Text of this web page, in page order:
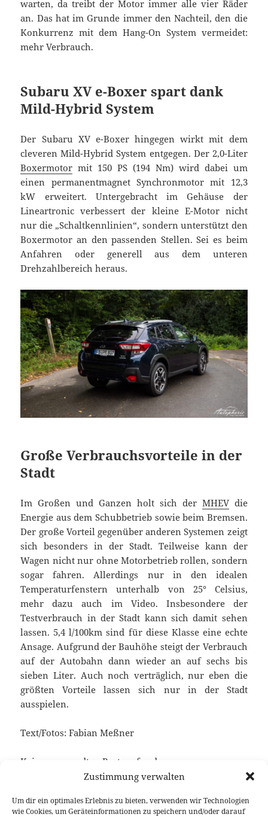
Zustimmung verwalten
Um dir ein optimales Erlebnis zu bieten, verwenden wir Technologien
wie Cookies, um Geräteinformationen zu speichern und/oder darauf
warten, da treibt der Motor immer alle vier Räder
an. Das hat im Grunde immer den Nachteil, den die
Konkurrenz mit dem Hang-On System vermeidet:
mehr Verbrauch.
Subaru XV e-Boxer spart dank
Mild-Hybrid System
Der Subaru XV e-Boxer hingegen wirkt mit dem
cleveren Mild-Hybrid System entgegen. Der 2,0-Liter
Boxermotor mit 150 PS (194 Nm) wird dabei um
einen permanentmagnet Synchronmotor mit 12,3
kW erweitert. Untergebracht im Gehäuse der
Lineartronic verbessert der kleine E-Motor nicht
nur die „Schaltkennlinien“, sondern unterstützt den
Boxermotor an den passenden Stellen. Sei es beim
Anfahren oder generell aus dem unteren
Drehzahlbereich heraus.
Große Verbrauchsvorteile in der
Stadt
Im Großen und Ganzen holt sich der MHEVdie
Energie aus dem Schubbetrieb sowie beim Bremsen.
Der große Vorteil gegenüber anderen Systemen zeigt
sich besonders in der Stadt. Teilweise kann der
Wagen nicht nur ohne Motorbetrieb rollen, sondern
sogar fahren. Allerdings nur in den idealen
Temperaturfenstern unterhalb von 25° Celsius,
mehr dazu auch im Video. Insbesondere der
Testverbrauch in der Stadt kann sich damit sehen
lassen. 5,4 l/100km sind für diese Klasse eine echte
Ansage. Aufgrund der Bauhöhe steigt der Verbrauch
auf der Autobahn dann wieder an auf sechs bis
sieben Liter. Auch noch verträglich, nur eben die
größten Vorteile lassen sich nur in der Stadt
ausspielen.
Text/Fotos: Fabian Meßner
Keine verwandten Posts gefunden.